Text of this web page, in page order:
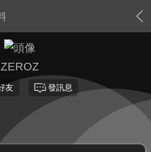
ZEROZ
友 發訊息